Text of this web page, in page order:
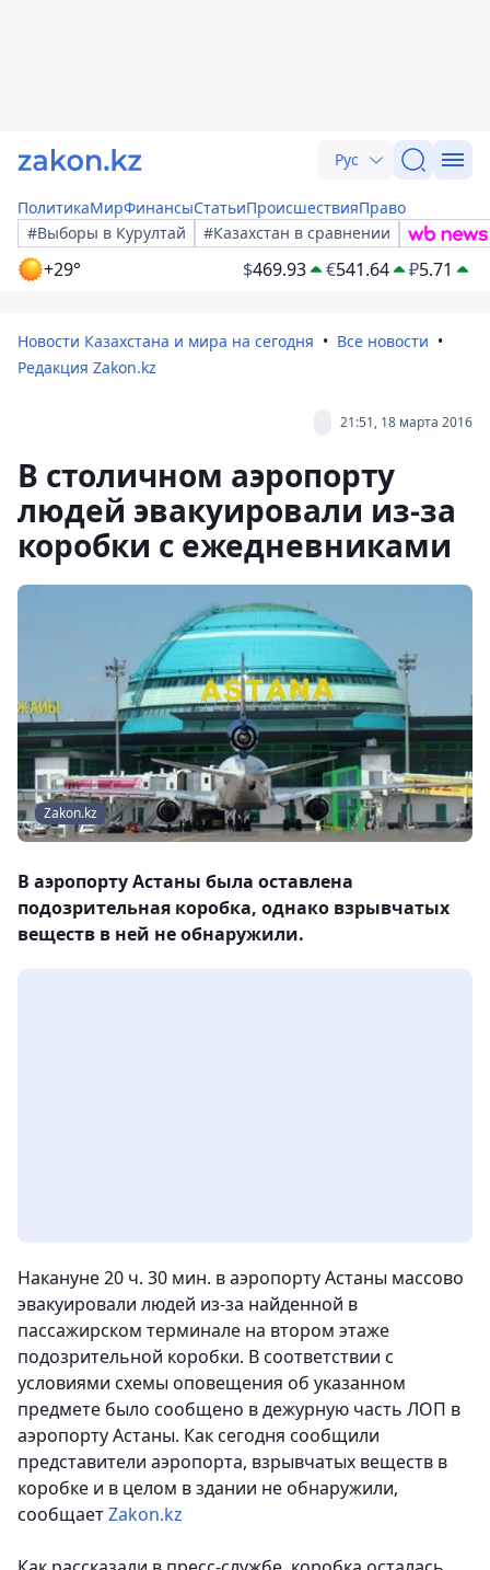
Рус
ПолитикаМирФинансыСтатьиПроисшествияПраво
#Выборы в Курултай
#Казахстан в сравнении
+29° $469.93 €541.64 ₽5.71
Новости Казахстана и мира на сегодня
Все новости
Редакция Zakon.kz
21:51, 18 марта 2016
В столичном аэропорту
людей эвакуировали из-за
коробки с ежедневниками
Zakon.kz
В аэропорту Астаны была оставлена
подозрительная коробка, однако взрывчатых
веществ в ней не обнаружили.
Накануне20 ч. 30 мин. в аэропорту Астаны массово
эвакуировали людей из-за найденной в
пассажирском терминале на втором этаже
подозрительной коробки. В соответствии с
условиями схемы оповещения об указанном
предмете было сообщено в дежурную часть ЛОП в
аэропорту Астаны. Как сегодня сообщили
представители аэропорта, взрывчатых веществ в
коробке и в целом в здании не обнаружили,
сообщаетZakon.kz